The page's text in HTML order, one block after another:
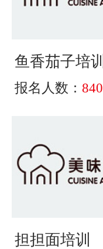
鱼香茄子培训
报名人数： 840
担担面培训